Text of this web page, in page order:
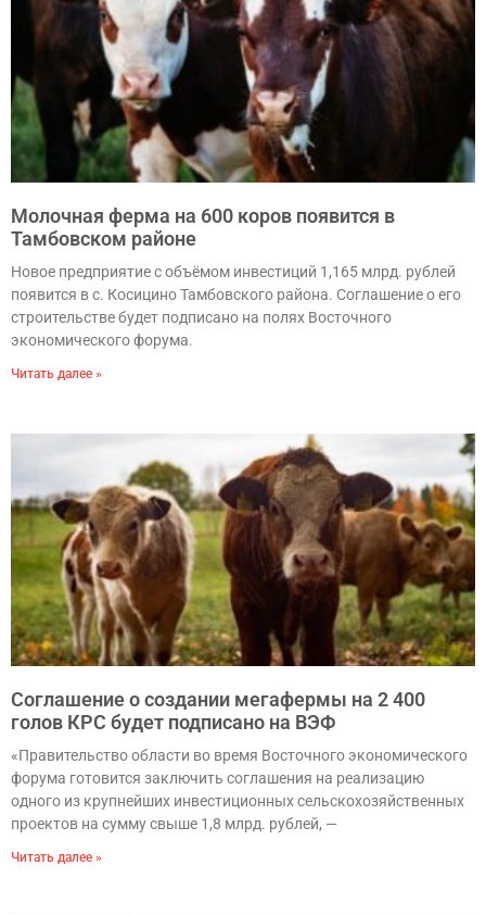
Молочная ферма на 600 коров появится в
Тамбовском районе
Новое предприятие с объёмом инвестиций 1,165 млрд. рублей
появится в с. Косицино Тамбовского района. Соглашение о его
строительстве будет подписано на полях Восточного
экономического форума.
Читать далее »
Соглашение о создании мегафермы на 2 400
голов КРС будет подписано на ВЭФ
«Правительство области во время Восточного экономического
форума готовится заключить соглашения на реализацию
одного из крупнейших инвестиционных сельскохозяйственных
проектов на сумму свыше 1,8 млрд. рублей, —
Читать далее »